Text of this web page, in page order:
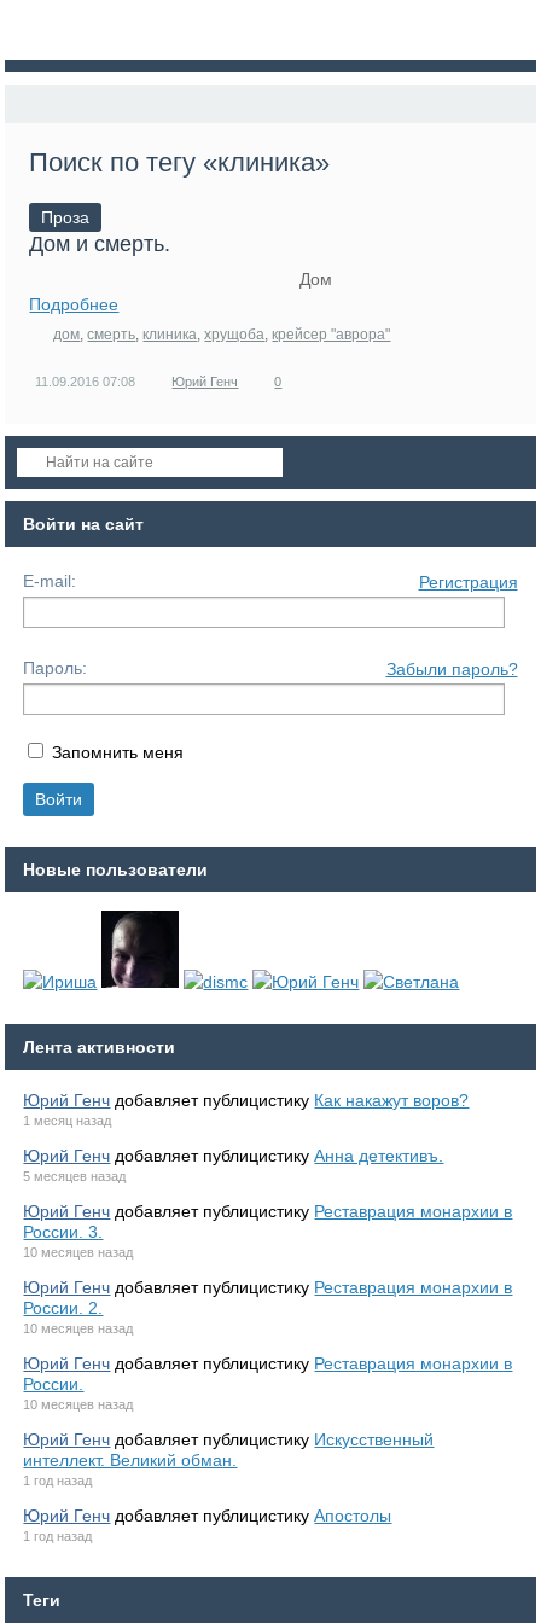
Поиск по тегу «клиника»
Проза
Дом и смерть.
Дом
Подробнее
дом,смерть,клиника,хрущоба,крейсер "аврора"
11.09.201607:08 Юрий Генч 0
Войти на сайт
E-mail: Регистрация
Пароль: Забыли пароль?
Запомнить меня
Новые пользователи
Лента активности
Юрий Генч добавляет публицистику Как накажут воров?
1 месяц назад
Юрий Генч добавляет публицистикуАнна детективъ.
5 месяцев назад
Юрий Генч добавляет публицистику Реставрация монархии в
России. 3.
10 месяцев назад
Юрий Генч добавляет публицистику Реставрация монархии в
России. 2.
10 месяцев назад
Юрий Генч добавляет публицистику Реставрация монархии в
России.
10 месяцев назад
Юрий Генч добавляет публицистику Искусственный
интеллект. Великий обман.
1 год назад
Юрий Генч добавляет публицистикуАпостолы
1 год назад
Теги